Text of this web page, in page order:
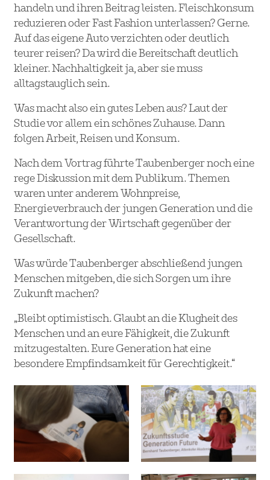
handeln und ihren Beitrag leisten. Fleischkonsum
reduzieren oder Fast Fashion unterlassen? Gerne.
Auf das eigene Auto verzichten oder deutlich
teurer reisen? Da wird die Bereitschaft deutlich
kleiner. Nachhaltigkeit ja, aber sie muss
alltagstauglich sein.
Was macht also ein gutes Leben aus? Laut der
Studie vor allem ein schönes Zuhause. Dann
folgen Arbeit, Reisen und Konsum.
Nach dem Vortrag führte Taubenberger noch eine
rege Diskussion mit dem Publikum. Themen
waren unter anderem Wohnpreise,
Energieverbrauch der jungen Generation und die
Verantwortung der Wirtschaft gegenüber der
Gesellschaft.
Was würde Taubenberger abschließend jungen
Menschen mitgeben, die sich Sorgen um ihre
Zukunft machen?
„Bleibt optimistisch. Glaubt an die Klugheit des
Menschen und an eure Fähigkeit, die Zukunft
mitzugestalten. Eure Generation hat eine
besondere Empfindsamkeit für Gerechtigkeit.“